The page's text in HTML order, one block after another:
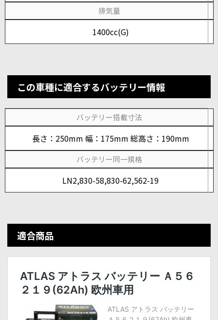
排気量
1400cc(G)
この車種に適合するバッテリー情報
バッテリー搭載寸法
長さ：250mm 幅：175mm 総高さ：190mm
バッテリー同一規格
LN2,830-58,830-62,562-19
適合商品